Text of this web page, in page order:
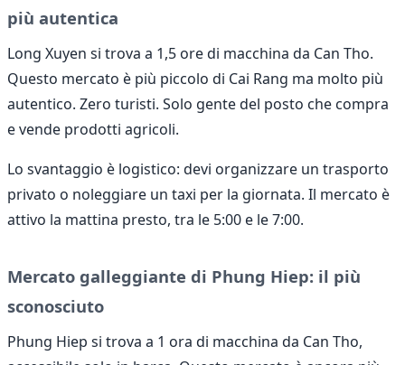
più autentica
Long Xuyen si trova a 1,5 ore di macchina da Can Tho.
Questo mercato è più piccolo di Cai Rang ma molto più
autentico. Zero turisti. Solo gente del posto che compra
e vende prodotti agricoli.
Lo svantaggio è logistico: devi organizzare un trasporto
privato o noleggiare un taxi per la giornata. Il mercato è
attivo la mattina presto, tra le 5:00 e le 7:00.
Mercato galleggiante di Phung Hiep: il più
sconosciuto
Phung Hiep si trova a 1 ora di macchina da Can Tho,